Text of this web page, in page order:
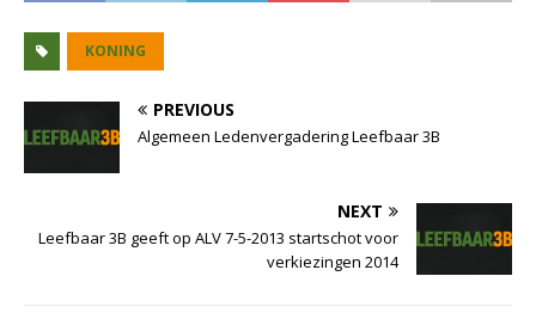
KONING
PREVIOUS
Algemeen Ledenvergadering Leefbaar 3B
NEXT
Leefbaar 3B geeft op ALV 7-5-2013 startschot voor
verkiezingen 2014